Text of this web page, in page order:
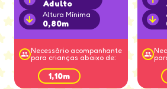
Adulto
Altura Mínima
0,80m
Necessário acompanhante
para crianças abaixo de:
1,10m